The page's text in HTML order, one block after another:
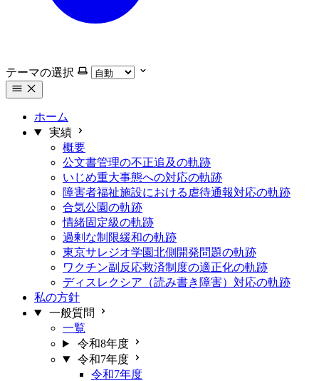
テーマの選択
ホーム
実績
概要
公文書管理の不正追及の軌跡
いじめ重大事態への対応の軌跡
障害者福祉施設における虐待通報対応の軌跡
合気公園の軌跡
情緒固定級の軌跡
過剰な制限緩和の軌跡
東京サレジオ学園北側開発問題の軌跡
ワクチン副反応救済制度の適正化の軌跡
ディスレクシア（読み書き障害）対応の軌跡
私の方針
一般質問
一覧
令和8年度
令和7年度
令和7年度